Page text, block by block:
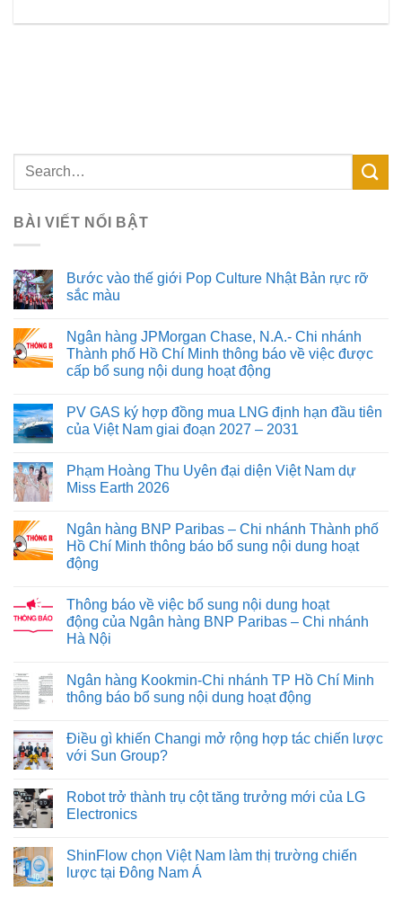
BÀI VIẾT NỔI BẬT
Bước vào thế giới Pop Culture Nhật Bản rực rỡ
sắc màu
Ngân hàng JPMorgan Chase, N.A.- Chi nhánh
Thành phố Hồ Chí Minh thông báo về việc được
cấp bổ sung nội dung hoạt động
PV GAS ký hợp đồng mua LNG định hạn đầu tiên
của Việt Nam giai đoạn 2027 – 2031
Phạm Hoàng Thu Uyên đại diện Việt Nam dự
Miss Earth 2026
Ngân hàng BNP Paribas – Chi nhánh Thành phố
Hồ Chí Minh thông báo bổ sung nội dung hoạt
động
Thông báo về việc bổ sung nội dung hoạt
động của Ngân hàng BNP Paribas – Chi nhánh
Hà Nội
Ngân hàng Kookmin-Chi nhánh TP Hồ Chí Minh
thông báo bổ sung nội dung hoạt động
Điều gì khiến Changi mở rộng hợp tác chiến lược
với Sun Group?
Robot trở thành trụ cột tăng trưởng mới của LG
Electronics
ShinFlow chọn Việt Nam làm thị trường chiến
lược tại Đông Nam Á